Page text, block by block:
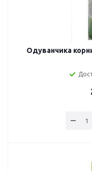
Одуванчика